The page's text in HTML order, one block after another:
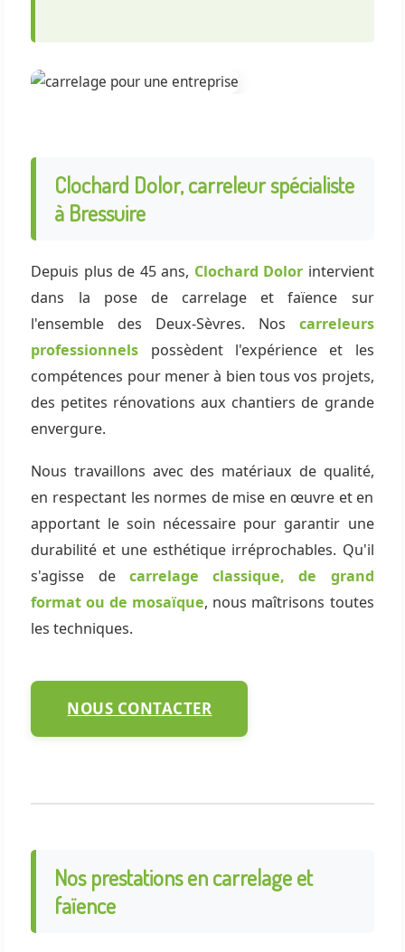
Clochard Dolor, carreleur spécialiste
à Bressuire
Depuis plus de 45 ans, Clochard Dolor intervient
dans la pose de carrelage et faïence sur
l'ensemble des Deux-Sèvres. Nos carreleurs
professionnels possèdent l'expérience et les
compétences pour mener à bien tous vos projets,
des petites rénovations aux chantiers de grande
envergure.
Nous travaillons avec des matériaux de qualité,
en respectant les normes de mise en œuvre et en
apportant le soin nécessaire pour garantir une
durabilité et une esthétique irréprochables. Qu'il
s'agisse de carrelage classique, de grand
format ou de mosaïque, nous maîtrisons toutes
les techniques.
NOUS CONTACTER
Nos prestations en carrelage et
faïence